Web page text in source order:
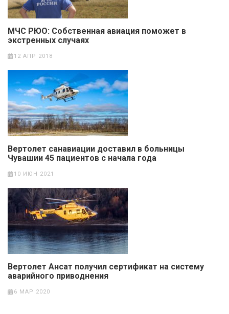
МЧС РЮО: Собственная авиация поможет в
экстренных случаях
12 АПР 2018
Вертолет санавиации доставил в больницы
Чувашии 45 пациентов с начала года
10 ИЮН 2021
Вертолет Ансат получил сертификат на систему
аварийного приводнения
6 МАР 2020